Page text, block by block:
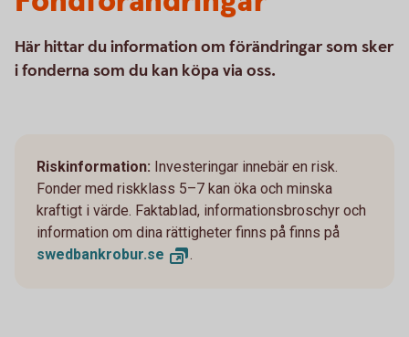
Här hittar du information om förändringar som sker
i fonderna som du kan köpa via oss.
Riskinformation: Investeringar innebär en risk.
Fonder med riskklass 5–7 kan öka och minska
kraftigt i värde. Faktablad, informationsbroschyr och
information om dina rättigheter finns på finns på
swedbankrobur.se .